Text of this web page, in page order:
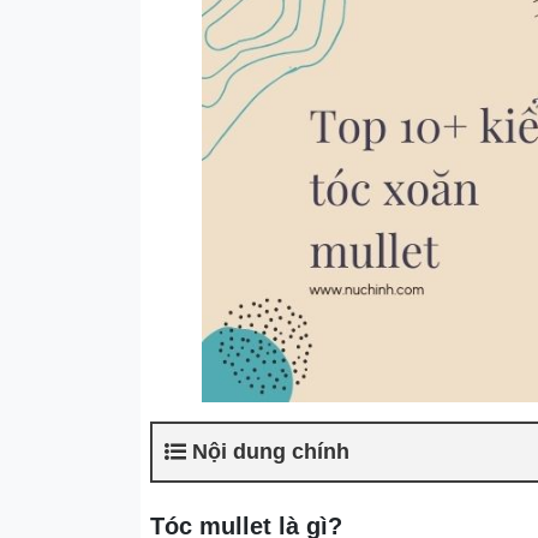
Nội dung chính
Tóc mullet là gì?